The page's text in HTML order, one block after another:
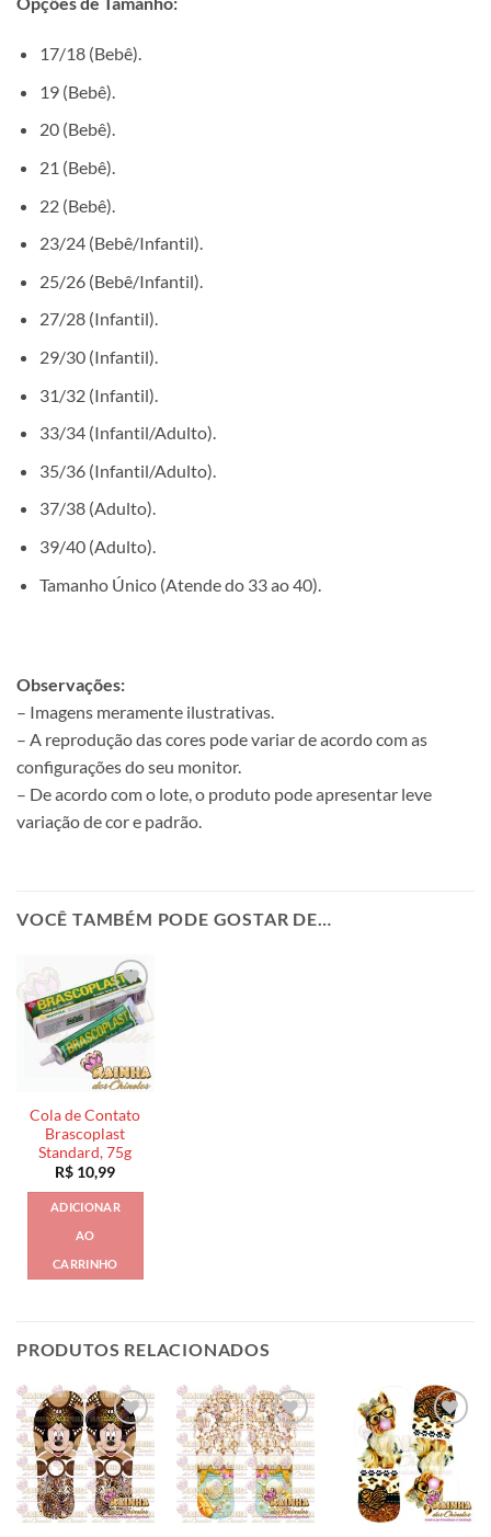
17/18 (Bebê).
19 (Bebê).
20 (Bebê).
21 (Bebê).
22 (Bebê).
23/24 (Bebê/Infantil).
25/26 (Bebê/Infantil).
27/28 (Infantil).
29/30 (Infantil).
31/32 (Infantil).
33/34 (Infantil/Adulto).
35/36 (Infantil/Adulto).
37/38 (Adulto).
39/40 (Adulto).
Tamanho Único (Atende do 33 ao 40).
Observações:
– Imagens meramente ilustrativas.
– A reprodução das cores pode variar de acordo com as
configurações do seu monitor.
– De acordo com o lote, o produto pode apresentar leve
variação de cor e padrão.
VOCÊ TAMBÉM PODE GOSTAR DE…
Cola de Contato
Brascoplast
Standard, 75g
R$ 10,99
ADICIONAR
AO
CARRINHO
PRODUTOS RELACIONADOS